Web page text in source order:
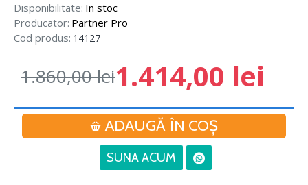
Disponibilitate: In stoc
Producator: Partner Pro
Cod produs: 14127
1.414,00 lei
1.860,00 lei
ADAUGĂ ÎN COŞ
SUNA ACUM